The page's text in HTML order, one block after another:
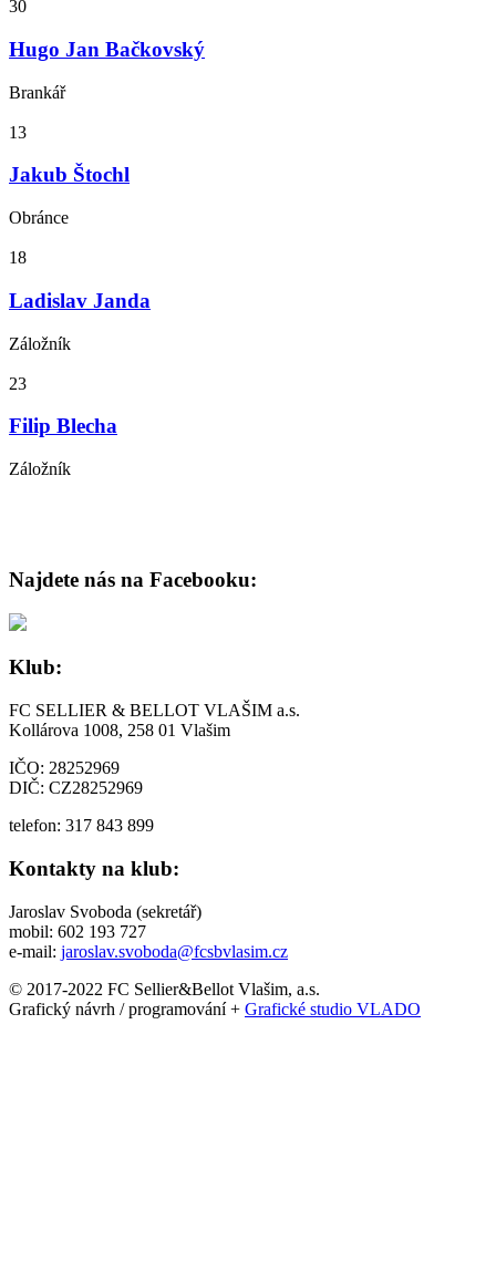
30
Hugo Jan Bačkovský
Brankář
13
Jakub Štochl
Obránce
18
Ladislav Janda
Záložník
23
Filip Blecha
Záložník
Najdete nás na Facebooku:
Klub:
FC SELLIER & BELLOT VLAŠIM a.s.
Kollárova 1008, 258 01 Vlašim
IČO: 28252969
DIČ: CZ28252969
telefon: 317 843 899
Kontakty na klub:
Jaroslav Svoboda (sekretář)
mobil: 602 193 727
e-mail: jaroslav.svoboda@fcsbvlasim.cz
© 2017-2022 FC Sellier&Bellot Vlašim, a.s.
Grafický návrh / programování + Grafické studio VLADO